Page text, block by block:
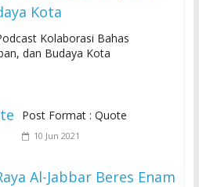
Kolaborasi Bahas
dan Budaya Kota
Post Format : Quote
10 Jun 2021